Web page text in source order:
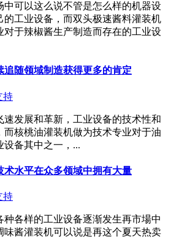
中可以这么说不管是怎么样的机器设
的工业设备，而双头极速酱料灌装机
对于辣椒酱生产制造而存在的工业设
追随领域制造获得更多的肯定
持
速发展和革新，工业设备的技术性和
而核桃油灌装机做为技术专业对于油
设备其中之一，...
术水平在众多领域中拥有大量
持
种各样的工业设备逐渐发生再市場中
味酱灌装机可以说是再这个夏天热卖